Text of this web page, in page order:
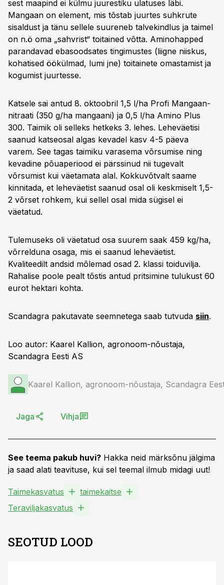
sest maapind ei külmu juurestiku ulatuses läbi.
Mangaan on element, mis tõstab juurtes suhkrute
sisaldust ja tänu sellele suureneb talvekindlus ja taimel
on n.ö oma „sahvrist“ toitained võtta. Aminohapped
parandavad ebasoodsates tingimustes (liigne niiskus,
kohatised öökülmad, lumi jne) toitainete omastamist ja
kogumist juurtesse.
Katsele sai antud 8. oktoobril 1,5 l/ha Profi Mangaan-
nitraati (350 g/ha mangaani) ja 0,5 l/ha Amino Plus
300. Taimik oli selleks hetkeks 3. lehes. Leheväetisi
saanud katseosal algas kevadel kasv 4-5 päeva
varem. See tagas taimiku varasema võrsumise ning
kevadine põuaperiood ei pärssinud nii tugevalt
võrsumist kui väetamata alal. Kokkuvõtvalt saame
kinnitada, et leheväetist saanud osal oli keskmiselt 1,5-
2 võrset rohkem, kui sellel osal mida sügisel ei
väetatud.
Tulemuseks oli väetatud osa suurem saak 459 kg/ha,
võrrelduna osaga, mis ei saanud leheväetist.
Kvaliteedilt andsid mõlemad osad 2. klassi toiduvilja.
Rahalise poole pealt tõstis antud pritsimine tulukust 60
eurot hektari kohta.
Scandagra pakutavate seemnetega saab tutvuda siin.
Loo autor: Kaarel Kallion, agronoom-nõustaja,
Scandagra Eesti AS
Kaarel Kallion, agronoom-nõustaja, Scandagra
Jaga Vihja
See teema pakub huvi? Hakka neid märksõnu jälgima
ja saad alati teavituse, kui sel teemal ilmub midagi uut!
Taimekasvatus
taimekaitse
Teraviljakasvatus
SEOTUD LOOD